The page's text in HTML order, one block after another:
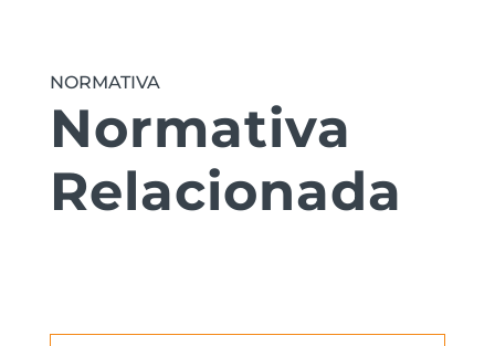
NORMATIVA
Normativa
Relacionada